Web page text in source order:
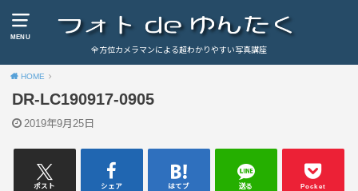
MENU
全方位カメラマンによる超わかりやすい写真講座
HOME
DR-LC190917-0905
2019年9月25日
ポスト シェア はてブ 送る Pocket